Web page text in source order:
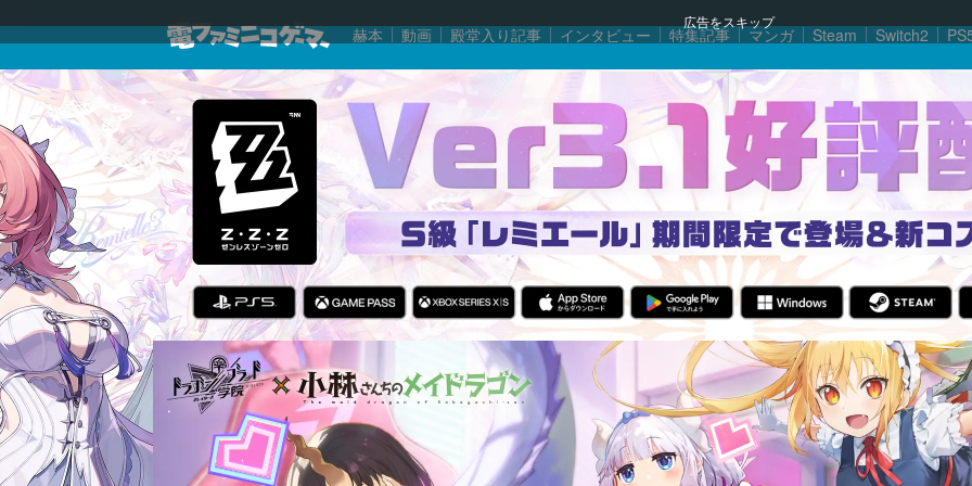
広告をスキップ
赫本 動画 殿堂入り記事 インタビュー 特集記事 マンガ Steam Switch2